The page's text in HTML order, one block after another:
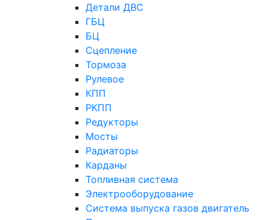
Детали ДВС
ГБЦ
БЦ
Сцепление
Тормоза
Рулевое
КПП
РКПП
Редукторы
Мосты
Радиаторы
Карданы
Топливная система
Электрооборудование
Система выпуска газов двигатель